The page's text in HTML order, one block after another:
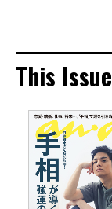
This Issue